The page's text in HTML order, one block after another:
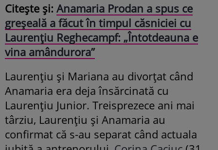
Citește și: Anamaria Prodan a spus ce
greșeală a făcut în timpul căsniciei cu
Laurențiu Reghecampf: „Întotdeauna e
vina amândurora”
Laurențiu și Mariana au divorțat când
Anamaria era deja însărcinată cu
Laurențiu Junior. Treisprezece ani mai
târziu, Laurențiu și Anamaria au
confirmat că s-au separat când actuala